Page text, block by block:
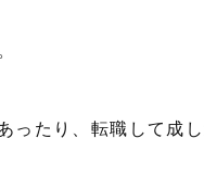
ったり、転職して成